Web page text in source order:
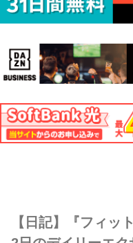
【日記】『フィッ